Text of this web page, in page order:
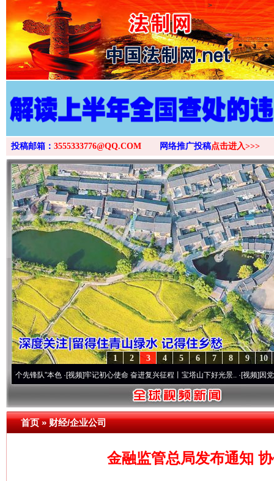
>
投稿邮箱： 3555333776@QQ.COM 网络推广投稿点击进入>>>
10
9
8
7
6
5
4
3
2
1
队”本色·[视频]牢记初心使命 奋进复兴征程丨宝塔山下好光景..·[视频]因党而生 为
首页»财经/企业公司
金融监管总局发布通知